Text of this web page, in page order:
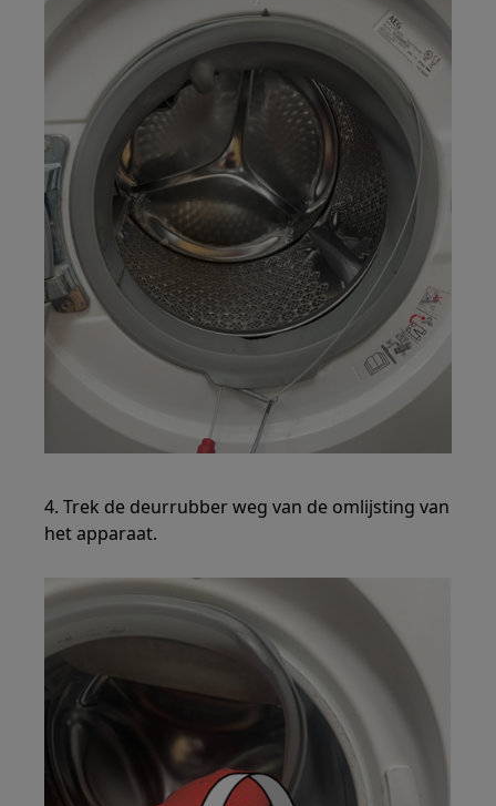
4. Trek de deurrubber weg van de omlijsting van
het apparaat.